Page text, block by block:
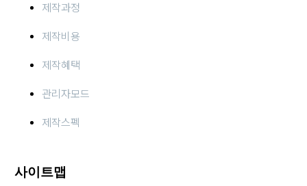
제작과정
제작비용
제작혜택
관리자모드
제작스펙
사이트맵